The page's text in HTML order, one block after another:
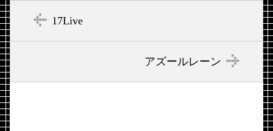
17Live
アズールレーン